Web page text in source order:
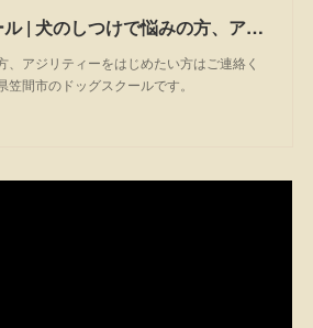
永田ドッグスクール | 犬のしつけで悩みの方、アジリティーを始めたい方は一度ご相談ください。私たちは茨城県笠間市のドッグスクールです。
、アジリティーをはじめたい方はご連絡く
間市のドッグスクールです。